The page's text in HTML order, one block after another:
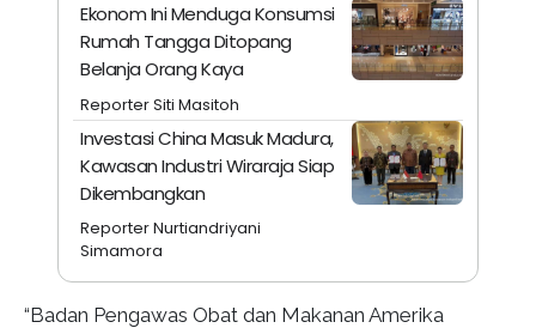
Ekonom Ini Menduga Konsumsi
Rumah Tangga Ditopang
Belanja Orang Kaya
Reporter Siti Masitoh
Investasi China Masuk Madura,
Kawasan Industri Wiraraja Siap
Dikembangkan
Reporter Nurtiandriyani
Simamora
“Badan Pengawas Obat dan Makanan Amerika